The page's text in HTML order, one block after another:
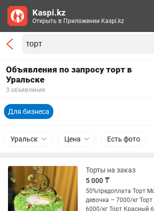
Объявления по запросу торт в
Уральске
3 объявления
Для бизнеса
Уральск Цена Есть фото
Торты на заказ
5 000 ₸
50%предоплата Торт Молочная
девочка – 7000/кг
6000/кг Торт Красный
Kaspi.kz
Открыть в Приложении Kaspi.kz